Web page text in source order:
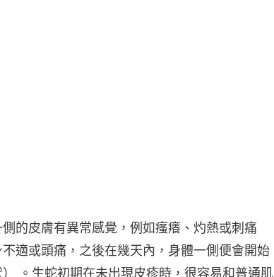
的皮膚有異常感覺，例如瘙癢、灼熱或刺痛
適或頭痛，之後在幾天內，身體一側便會開始
。生蛇初期在未出現皮疹時，很容易和普通肌